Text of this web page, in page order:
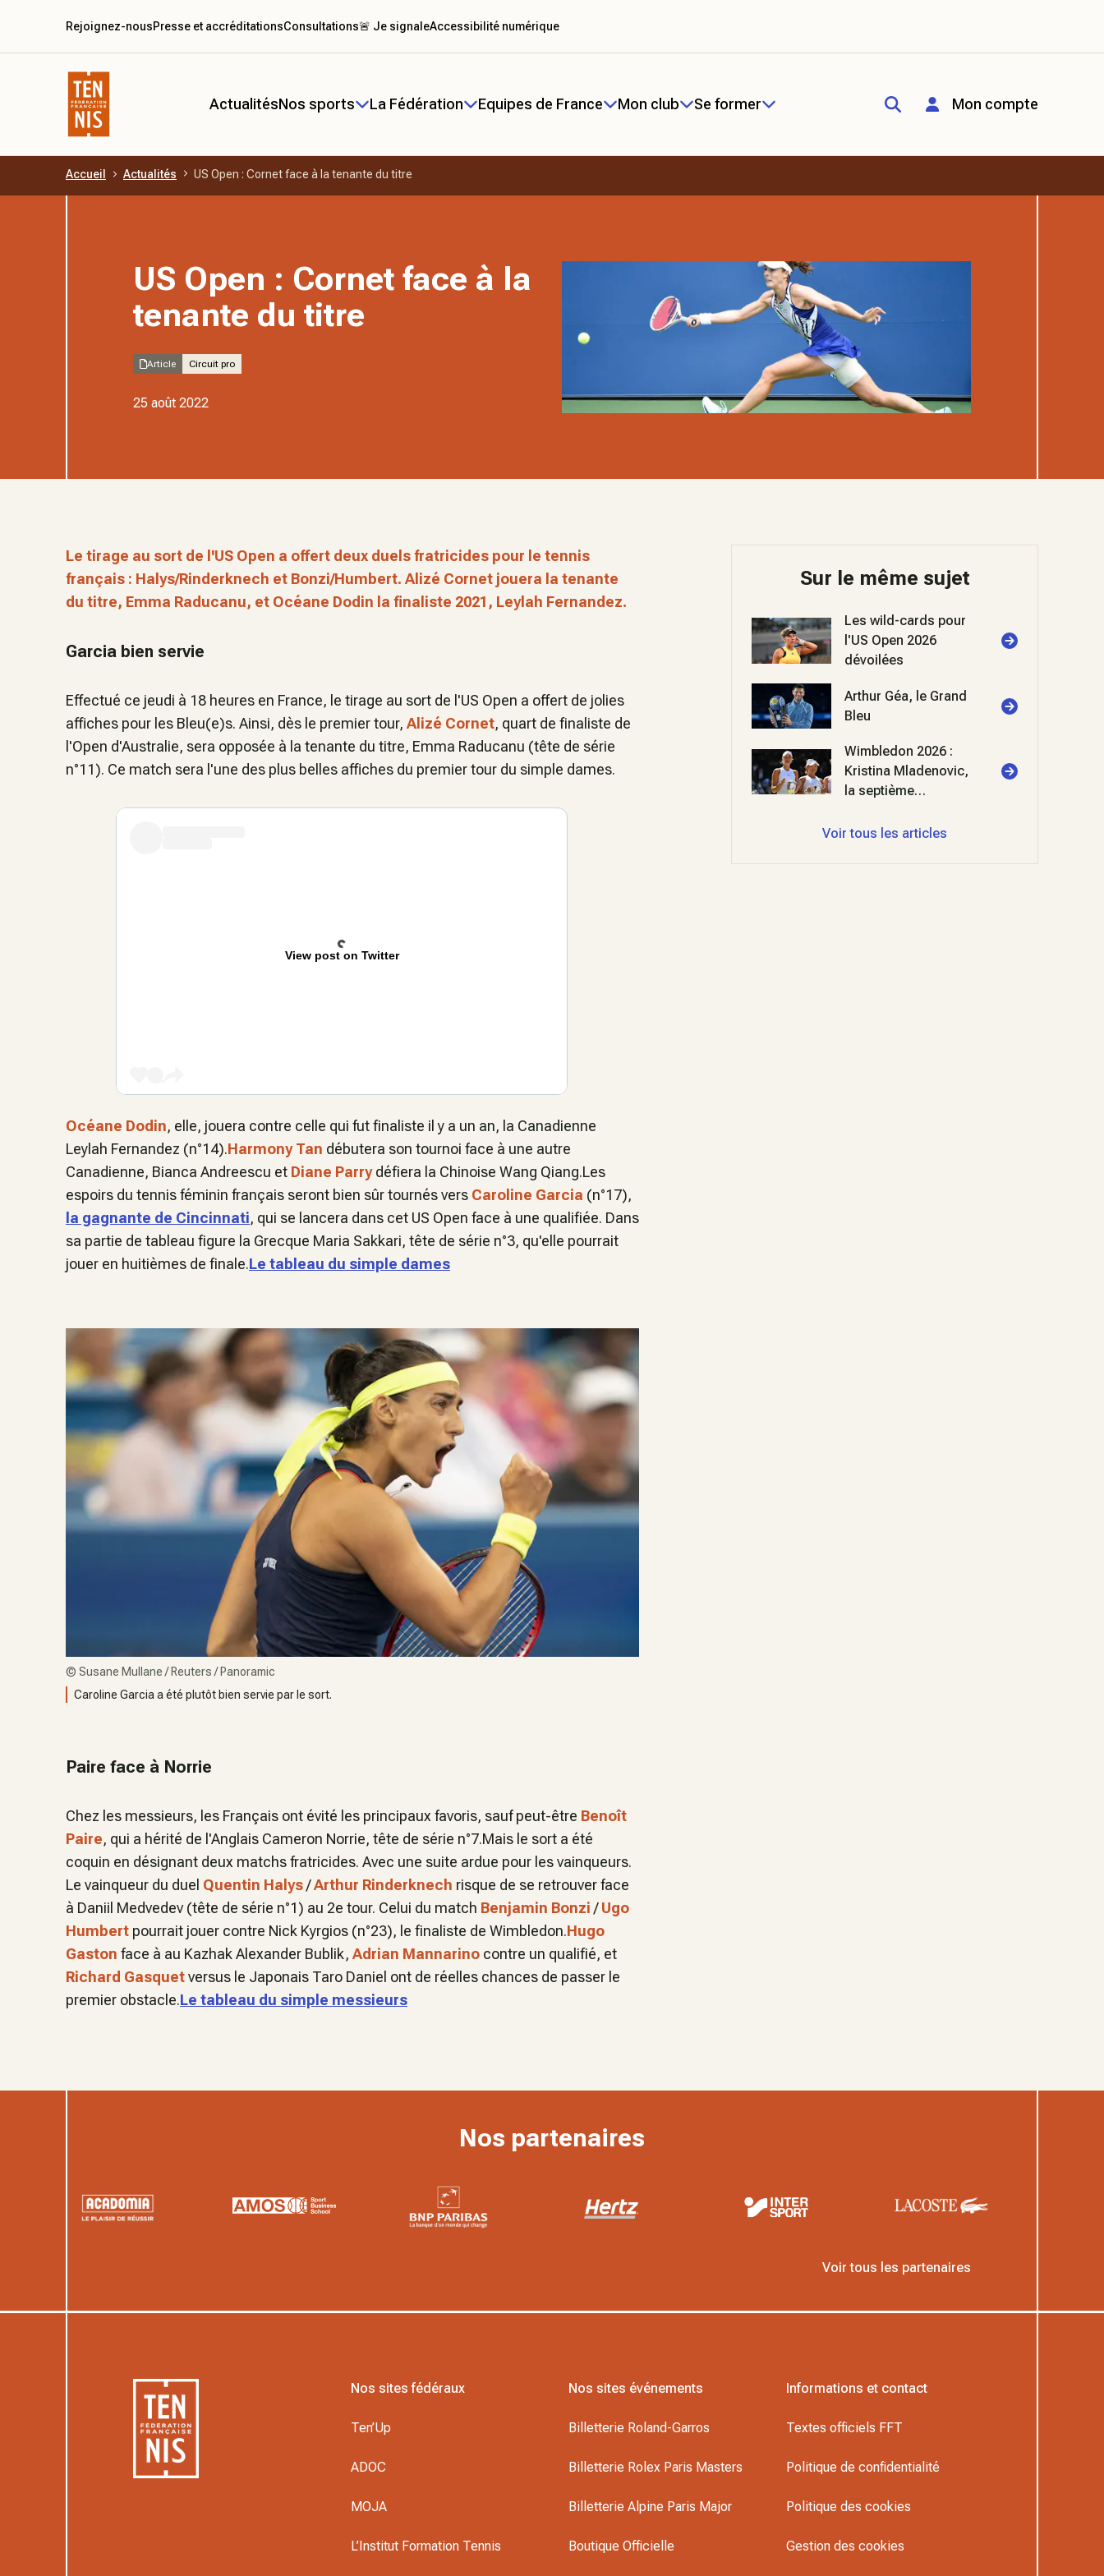
Aller au contenu principal
ActualitésNos sports La Fédération Equipes de France Mon club Se former Mon compte
Rejoignez-nousPresse et accréditationsConsultations🚨 Je signaleAccessibilité numérique
Accueil Actualités US Open : Cornet face à la tenante du titre
US Open : Cornet face à la
tenante du titre
Article Circuit pro
25 août 2022
Le tirage au sort de l'US Open a offert deux duels fratricides pour le tennis
français : Halys/Rinderknech et Bonzi/Humbert. Alizé Cornet jouera la tenante
du titre, Emma Raducanu, et Océane Dodin la finaliste 2021, Leylah Fernandez.
Garcia bien servie
Effectué ce jeudi à 18 heures en France, le tirage au sort de l'US Open a offert de jolies
affiches pour les Bleu(e)s. Ainsi, dès le premier tour, Alizé Cornet, quart de finaliste de
l'Open d'Australie, sera opposée à la tenante du titre, Emma Raducanu (tête de série
n°11). Ce match sera l'une des plus belles affiches du premier tour du simple dames.
View post on Twitter
Océane Dodin, elle, jouera contre celle qui fut finaliste il y a un an, la Canadienne
Leylah Fernandez (n°14).Harmony Tan débutera son tournoi face à une autre
Canadienne, Bianca Andreescu et Diane Parrydéfiera la Chinoise Wang Qiang.Les
espoirs du tennis féminin français seront bien sûr tournés vers Caroline Garcia (n°17),
la gagnante de Cincinnati, qui se lancera dans cet US Open face à une qualifiée. Dans
sa partie de tableau figure la Grecque Maria Sakkari, tête de série n°3, qu'elle pourrait
jouer en huitièmes de finale.Le tableau du simple dames
© Susane Mullane / Reuters / Panoramic
Caroline Garcia a été plutôt bien servie par le sort.
Paire face à Norrie
Chez les messieurs, les Français ont évité les principaux favoris, sauf peut-être Benoît
Paire, qui a hérité de l'Anglais Cameron Norrie, tête de série n°7.Mais le sort a été
coquin en désignant deux matchs fratricides. Avec une suite ardue pour les vainqueurs.
Le vainqueur du duel Quentin Halys/Arthur Rinderknech risque de se retrouver face
à Daniil Medvedev (tête de série n°1) au 2e tour. Celui du match Benjamin Bonzi/Ugo
Humbert pourrait jouer contre Nick Kyrgios (n°23), le finaliste de Wimbledon.Hugo
Gaston face à au Kazhak Alexander Bublik, Adrian Mannarino contre un qualifié, et
Richard Gasquetversus le Japonais Taro Daniel ont de réelles chances de passer le
premier obstacle.Le tableau du simple messieurs
Sur le même sujet
Les wild-cards pour
l'US Open 2026
dévoilées
Arthur Géa, le Grand
Bleu
Wimbledon 2026 :
Kristina Mladenovic,
la septième
Voir tous les articles
Nos partenaires
Voir tous les partenaires
Nos sites fédéraux
Ten’Up
ADOC
MOJA
L’Institut Formation Tennis
Nos sites événements
Billetterie Roland-Garros
Billetterie Rolex Paris Masters
Billetterie Alpine Paris Major
Boutique Officielle
Informations et contact
Textes officiels FFT
Politique de confidentialité
Politique des cookies
Gestion des cookies